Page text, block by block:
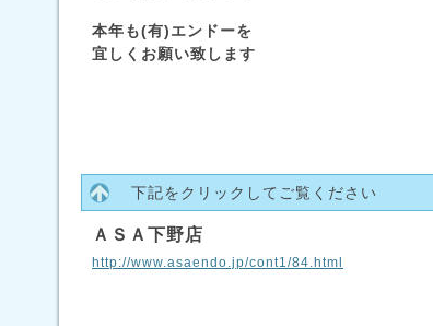
本年も(有)エンドーを
宜しくお願い致します
下記をクリックしてご覧ください
ＡＳＡ下野店
http://www.asaendo.jp/cont1/84.html